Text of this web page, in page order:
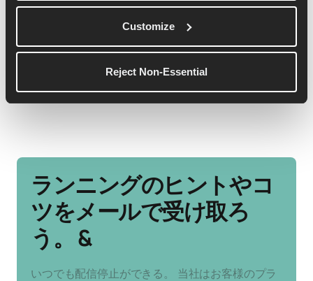
Customize
Reject Non-Essential
トラクターでもあり、Runnasの創設者のひとりで
ランニングのヒントやコ
ツをメールで受け取ろ
う。 &
いつでも配信停止ができる。 当社はお客様のプラ